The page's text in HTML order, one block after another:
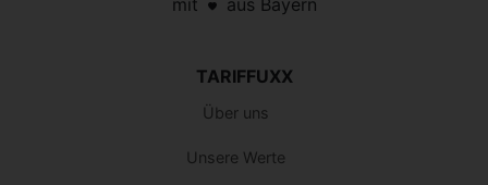
mit aus Bayern
TARIFFUXX
Über uns
Unsere Werte